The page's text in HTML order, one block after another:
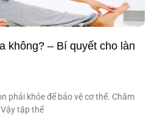
không? – Bí quyết cho làn
phải khỏe để bảo vệ cơ thể. Chăm
tập thể